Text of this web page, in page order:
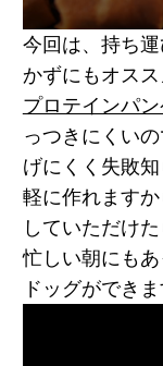
今回は、持ち
かずにもオスス
プロテインパ
っつきにくい
げにくく失敗
軽に作れます
していただけた
忙しい朝にも
ドッグができ